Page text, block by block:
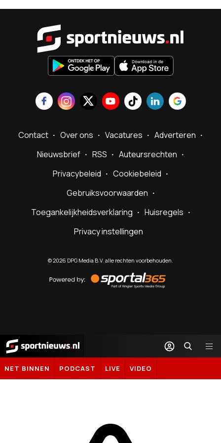
Contact Over ons Vacatures
Adverteren
Nieuwsbrief
RSS
Auteursrechten
Privacybeleid
Cookiebeleid
Gebruiksvoorwaarden
Toegankelijkheidsverklaring
Huisregels
Privacy instellingen
©2026 DPG Media B.V. alle rechten voorbehouden.
by
Sportal365
Sportnieuws.nl
NET BINNEN PODCAST LIVE VIDEO